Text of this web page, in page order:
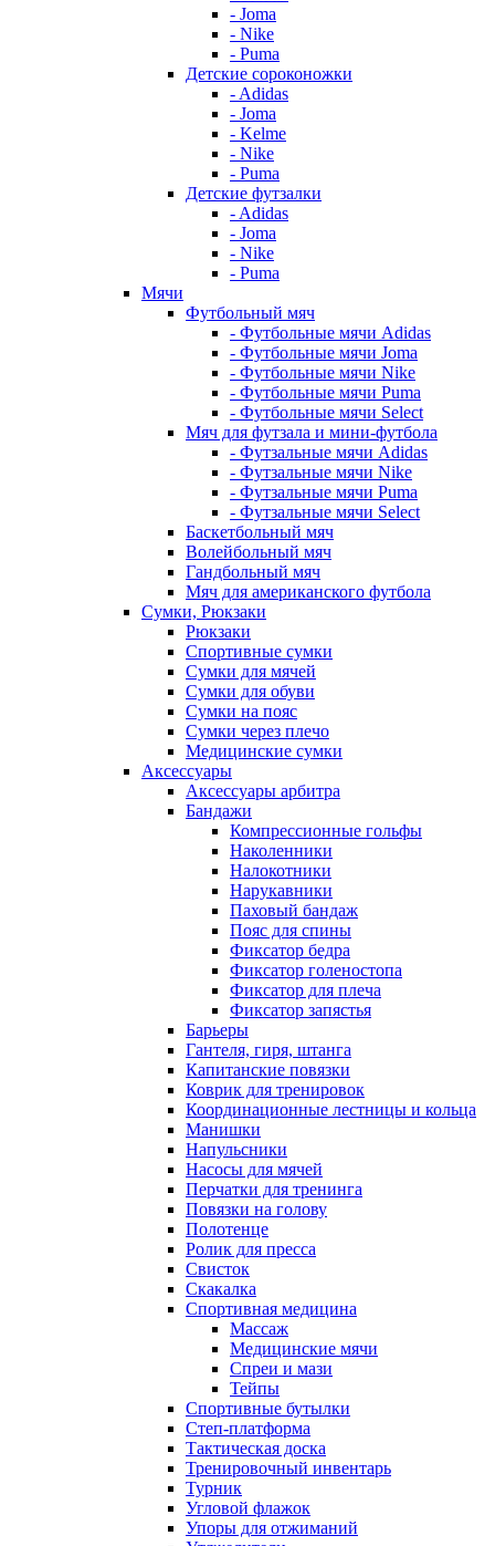
- Joma
- Nike
- Puma
Детские сороконожки
- Adidas
- Joma
- Kelme
- Nike
- Puma
Детские футзалки
- Adidas
- Joma
- Nike
- Puma
Мячи
Футбольный мяч
- Футбольные мячи Adidas
- Футбольные мячи Joma
- Футбольные мячи Nike
- Футбольные мячи Puma
- Футбольные мячи Select
Мяч для футзала и мини-футбола
- Футзальные мячи Adidas
- Футзальные мячи Nike
- Футзальные мячи Puma
- Футзальные мячи Select
Баскетбольный мяч
Волейбольный мяч
Гандбольный мяч
Мяч для американского футбола
Сумки, Рюкзаки
Рюкзаки
Спортивные сумки
Сумки для мячей
Сумки для обуви
Сумки на пояс
Сумки через плечо
Медицинские сумки
Аксессуары
Аксессуары арбитра
Бандажи
Компрессионные гольфы
Наколенники
Налокотники
Нарукавники
Паховый бандаж
Пояс для спины
Фиксатор бедра
Фиксатор голеностопа
Фиксатор для плеча
Фиксатор запястья
Барьеры
Гантеля, гиря, штанга
Капитанские повязки
Коврик для тренировок
Координационные лестницы и кольца
Манишки
Напульсники
Насосы для мячей
Перчатки для тренинга
Повязки на голову
Полотенце
Ролик для пресса
Свисток
Скакалка
Спортивная медицина
Массаж
Медицинские мячи
Спреи и мази
Тейпы
Спортивные бутылки
Степ-платформа
Тактическая доска
Тренировочный инвентарь
Турник
Угловой флажок
Упоры для отжиманий